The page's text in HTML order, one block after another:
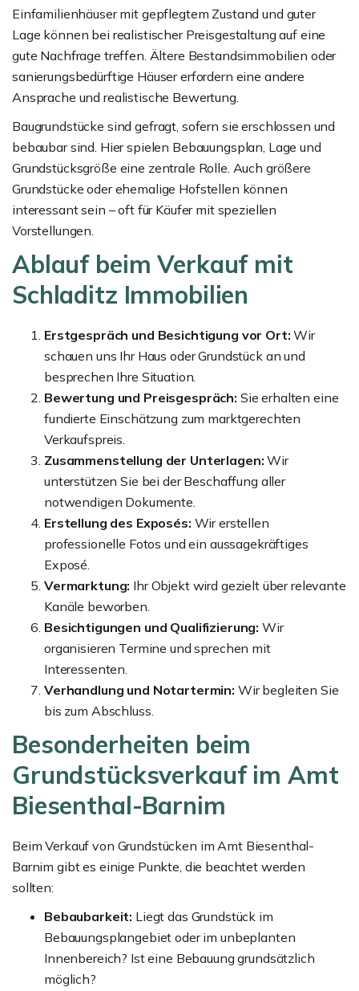
Einfamilienhäuser mit gepflegtem Zustand und guter
Lage können bei realistischer Preisgestaltung auf eine
gute Nachfrage treffen. Ältere Bestandsimmobilien oder
sanierungsbedürftige Häuser erfordern eine andere
Ansprache und realistische Bewertung.
Baugrundstücke sind gefragt, sofern sie erschlossen und
bebaubar sind. Hier spielen Bebauungsplan, Lage und
Grundstücksgröße eine zentrale Rolle. Auch größere
Grundstücke oder ehemalige Hofstellen können
interessant sein – oft für Käufer mit speziellen
Vorstellungen.
Ablauf beim Verkauf mit
Schladitz Immobilien
Erstgespräch und Besichtigung vor Ort: Wir
schauen uns Ihr Haus oder Grundstück an und
besprechen Ihre Situation.
Bewertung und Preisgespräch: Sie erhalten eine
fundierte Einschätzung zum marktgerechten
Verkaufspreis.
Zusammenstellung der Unterlagen: Wir
unterstützen Sie bei der Beschaffung aller
notwendigen Dokumente.
Erstellung des Exposés: Wir erstellen
professionelle Fotos und ein aussagekräftiges
Exposé.
Vermarktung: Ihr Objekt wird gezielt über relevante
Kanäle beworben.
Besichtigungen und Qualifizierung: Wir
organisieren Termine und sprechen mit
Interessenten.
Verhandlung und Notartermin: Wir begleiten Sie
bis zum Abschluss.
Besonderheiten beim
Grundstücksverkauf im Amt
Biesenthal-Barnim
Beim Verkauf von Grundstücken im Amt Biesenthal-
Barnim gibt es einige Punkte, die beachtet werden
sollten:
Bebaubarkeit: Liegt das Grundstück im
Bebauungsplangebiet oder im unbeplanten
Innenbereich? Ist eine Bebauung grundsätzlich
möglich?